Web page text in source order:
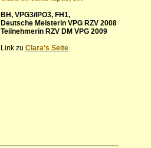
BH, VPG3/IPO3, FH1,
Deutsche Meisterin VPG RZV 2008
Teilnehmerin RZV DM VPG 2009
Link zu Clara's Seite